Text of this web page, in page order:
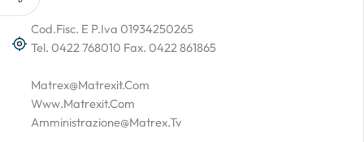
Cod.Fisc. E P.Iva 01934250265
Tel. 0422 768010 Fax. 0422 861865
Matrex@matrexit.com
Www.matrexit.com
Amministrazione@matrex.tv